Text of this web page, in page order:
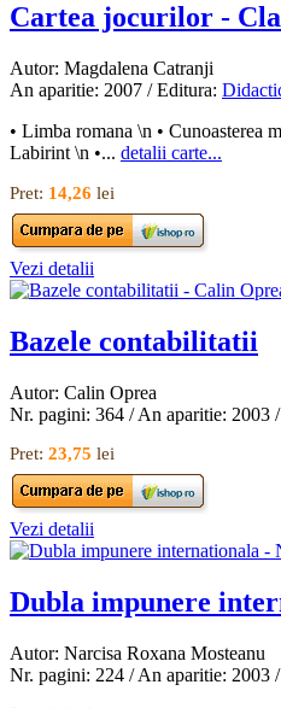
Cartea jocurilor -
Autor: Magdalena Catranji
An aparitie: 2007 / Editura:
• Limba romana \n • Cunoasterea
Labirint \n •... detalii carte...
Pret: 14,26 lei
Vezi detalii
Bazele contabilitatii
Autor: Calin Oprea
Nr. pagini: 364 / An aparitie: 2003
Pret: 23,75 lei
Vezi detalii
Dubla impunere
Autor: Narcisa Roxana Mosteanu
Nr. pagini: 224 / An aparitie: 2003